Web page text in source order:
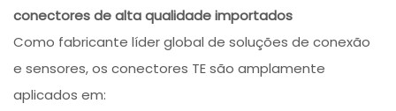
conectores de alta qualidade importados
Como fabricante líder global de soluções de conexão
e sensores, os conectores TE são amplamente
aplicados em: